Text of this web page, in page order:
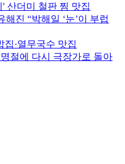
산더미 철판 찜 맛집
해진 “박해일 ‘눈’이 부럽
집·열무국수 맛집
절에 다시 극장가로 돌아